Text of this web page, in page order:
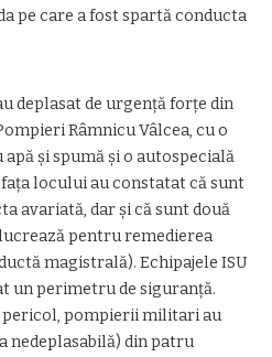
pe care a fost spartă conducta
deplasat de urgenţă forţe din
Râmnicu Vâlcea, cu o
şi spumă şi o autospecială
faţa locului au constatat că sunt
avariată, dar şi că sunt două
pentru remedierea
magistrală). Echipajele ISU
un perimetru de siguranţă.
pompierii militari au
nedeplasabilă) din patru